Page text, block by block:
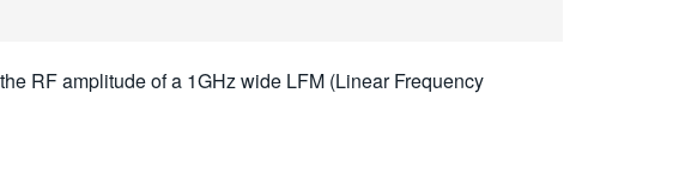
RF amplitude of a 1GHz wide LFM (Linear Frequency